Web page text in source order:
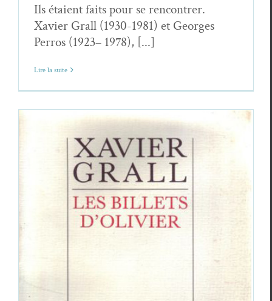
Ils étaient faits pour se rencontrer.
Xavier Grall (1930-1981) et Georges
Perros (1923– 1978), [...]
Lire la suite
réédités